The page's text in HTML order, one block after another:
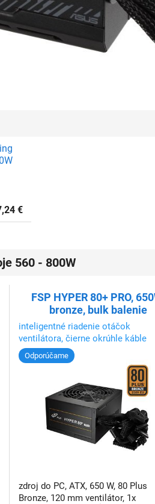
€
560 - 800W
FSP HYPER 80+ PRO,
bronze, bulk balenie
inteligentné riadenie otáčok
ventilátora, čierne okrúhle káble
Odporúčame
zdroj do PC, ATX, 650 W, 80 Plus
Bronze, 120 mm ventilátor, 1x